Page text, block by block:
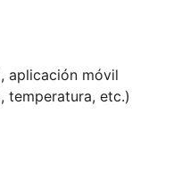
aplicación móvil
temperatura, etc.)